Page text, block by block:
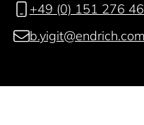
+49 (0) 151 276
b.yigit@endrich.com